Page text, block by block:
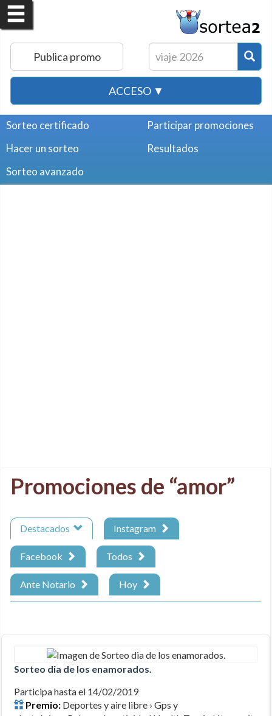
Publica promo
ACCESO ▼
Sorteo certificado
Hacer un sorteo
Sorteo avanzado
Participar promociones
Resultados
Promociones de “amor”
Destacados Instagram
Facebook Todos
Ante Notario Hoy
Sorteo dia de los enamorados.
Participa hasta el 14/02/2019
Premio: Deportes y aire libre › Gps y